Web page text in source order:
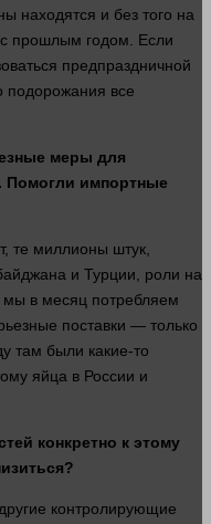
находятся и без того на
прошлым годом. Если
предпраздничной
подорожания все
меры для
Помогли импортные
те миллионы штук,
и Турции, роли на
мы в месяц потребляем
поставки — только
там были какие-то
яйца в России и
конкретно к этому
контролирующие